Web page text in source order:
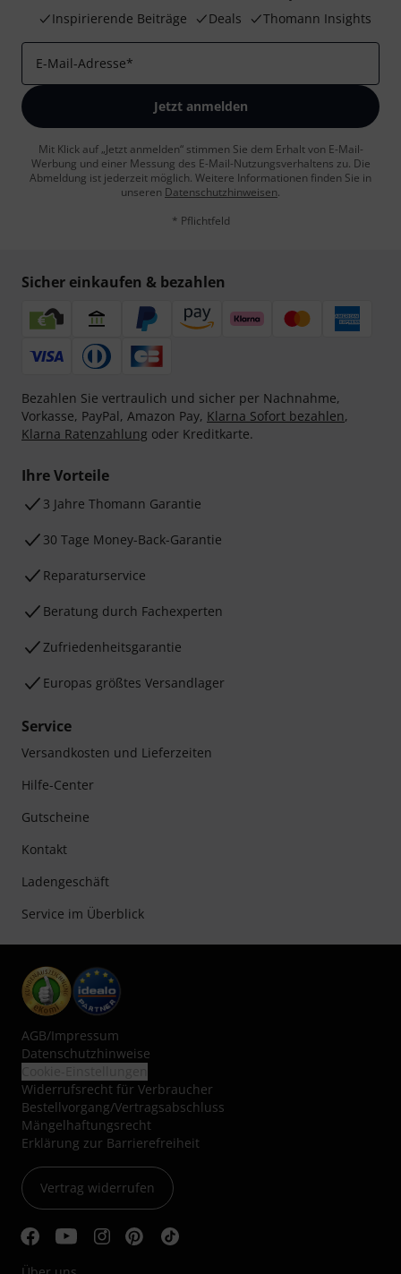
Inspirierende Beiträge
Deals Thomann Insights
E-Mail-Adresse*
Jetzt anmelden
Mit Klick auf „Jetzt anmelden“ stimmen Sie dem Erhalt von E-Mail-
Werbung und einer Messung des E-Mail-Nutzungsverhaltens zu. Die
Abmeldung ist jederzeit möglich. Weitere Informationen finden Sie in
unseren Datenschutzhinweisen.
* Pflichtfeld
Sicher einkaufen & bezahlen
Bezahlen Sie vertraulich und sicher per Nachnahme,
Vorkasse, PayPal, Amazon Pay, Klarna Sofort bezahlen,
Klarna Ratenzahlung oder Kreditkarte.
Ihre Vorteile
3 Jahre Thomann Garantie
30 Tage Money-Back-Garantie
Reparaturservice
Beratung durch Fachexperten
Zufriedenheitsgarantie
Europas größtes Versandlager
Service
Versandkosten und Lieferzeiten
Hilfe-Center
Gutscheine
Kontakt
Ladengeschäft
Service im Überblick
AGB/Impressum
Datenschutzhinweise
Widerrufsrecht für Verbraucher
Bestellvorgang/Vertragsabschluss
Mängelhaftungsrecht
Erklärung zur Barrierefreiheit
Vertrag widerrufen